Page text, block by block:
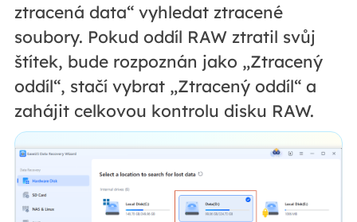
ztracená data“ vyhledat ztracené
soubory. Pokud oddíl RAW ztratil svůj
štítek, bude rozpoznán jako „Ztracený
oddíl“, stačí vybrat „Ztracený oddíl“ a
zahájit celkovou kontrolu disku RAW.